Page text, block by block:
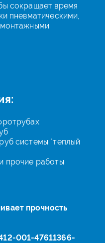
сокращает время
пневматическими,
системы "теплый
прочие работы
прочность
001-47611366-